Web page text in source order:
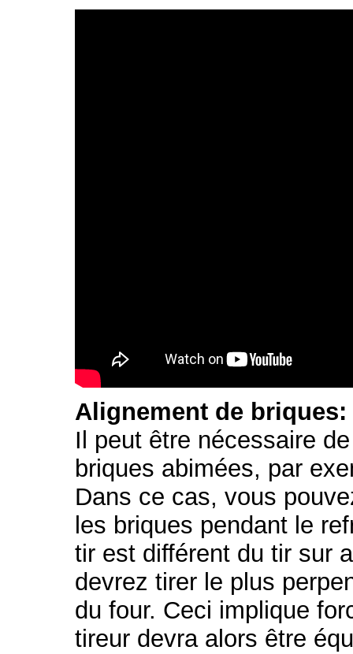
Alignement de briques:
Il peut être nécessaire
briques abimées, par
Dans ce cas, vous
les briques pendant le
tir est différent du tir sur
devrez tirer le plus
du four. Ceci implique
tireur devra alors être